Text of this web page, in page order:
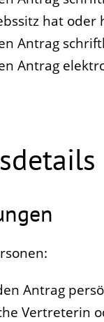
hat oder
Antrag
Antrag
Antrag
Vertreterin